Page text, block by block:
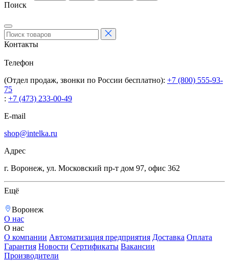
Поиск
Контакты
Телефон
(Отдел продаж, звонки по России бесплатно): +7 (800) 555-93-
75
: +7 (473) 233-00-49
E-mail
shop@intelka.ru
Адрес
г. Воронеж, ул. Московский пр-т дом 97, офис 362
Ещё
Воронеж
О нас
О нас
О компании Автоматизация предприятия Доставка Оплата
Гарантия Новости Сертификаты Вакансии
Производители